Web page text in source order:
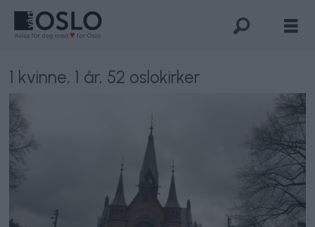
1 kvinne, 1 år, 52 oslokirker